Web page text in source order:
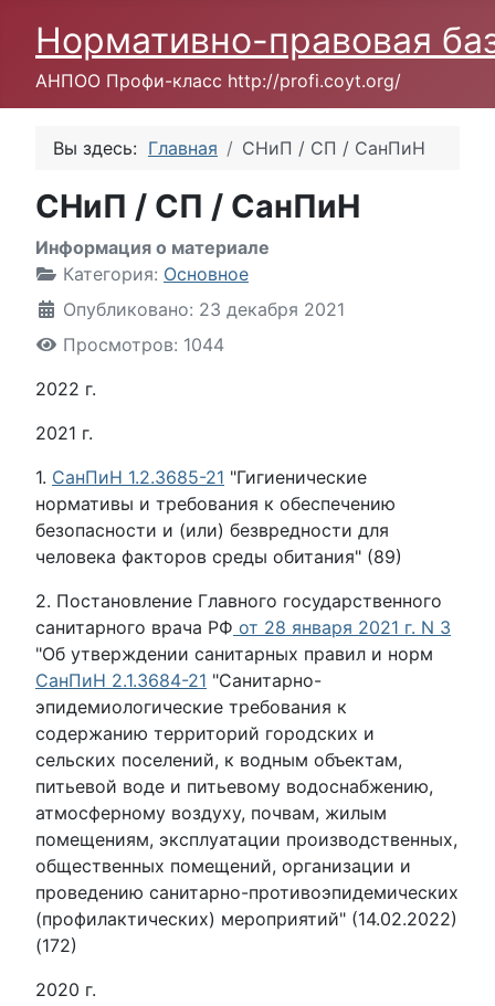
Нормативно-правовая
АНПОО Профи-класс http://profi.coyt.org/
Вы здесь: Главная СНиП / СП / СанПиН
СНиП / СП / СанПиН
Информация о материале
Категория: Основное
Опубликовано: 23 декабря 2021
Просмотров: 1044
2022 г.
2021 г.
1. СанПиН 1.2.3685-21 "Гигиенические
нормативы и требования к обеспечению
безопасности и (или) безвредности для
человека факторов среды обитания" (89)
2. Постановление Главного государственного
санитарного врача РФ от 28 января 2021 г. N 3
"Об утверждении санитарных правил и норм
СанПиН 2.1.3684-21 "Санитарно-
эпидемиологические требования к
содержанию территорий городских и
сельских поселений, к водным объектам,
питьевой воде и питьевому водоснабжению,
атмосферному воздуху, почвам, жилым
помещениям, эксплуатации производственных,
общественных помещений, организации и
проведению санитарно-противоэпидемических
(профилактических) мероприятий" (14.02.2022)
(172)
2020 г.